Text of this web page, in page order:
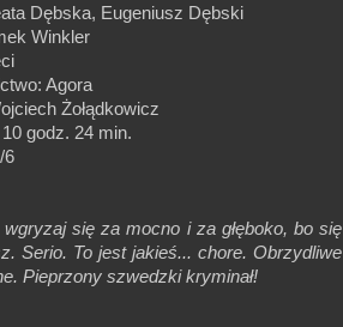
Dębska, Eugeniusz Dębski
Winkler
Agora
Żołądkowicz
10 godz. 24 min.
6
wgryzaj się za mocno i za głęboko, bo się
Serio. To jest jakieś... chore. Obrzydliwe
Pieprzony szwedzki kryminał!